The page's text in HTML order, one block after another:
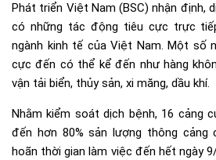
Phát triển Việt Nam (BSC) nhận định,
có những tác động tiêu cực trực
ngành kinh tế của Việt Nam. Một số
cực đến có thể kể đến như hàng
vận tải biển, thủy sản, xi măng, dầu khí.
Nhằm kiểm soát dịch bệnh, 16 cảng
đến hơn 80% sản lượng thông cảng
hoãn thời gian làm việc đến hết ngày